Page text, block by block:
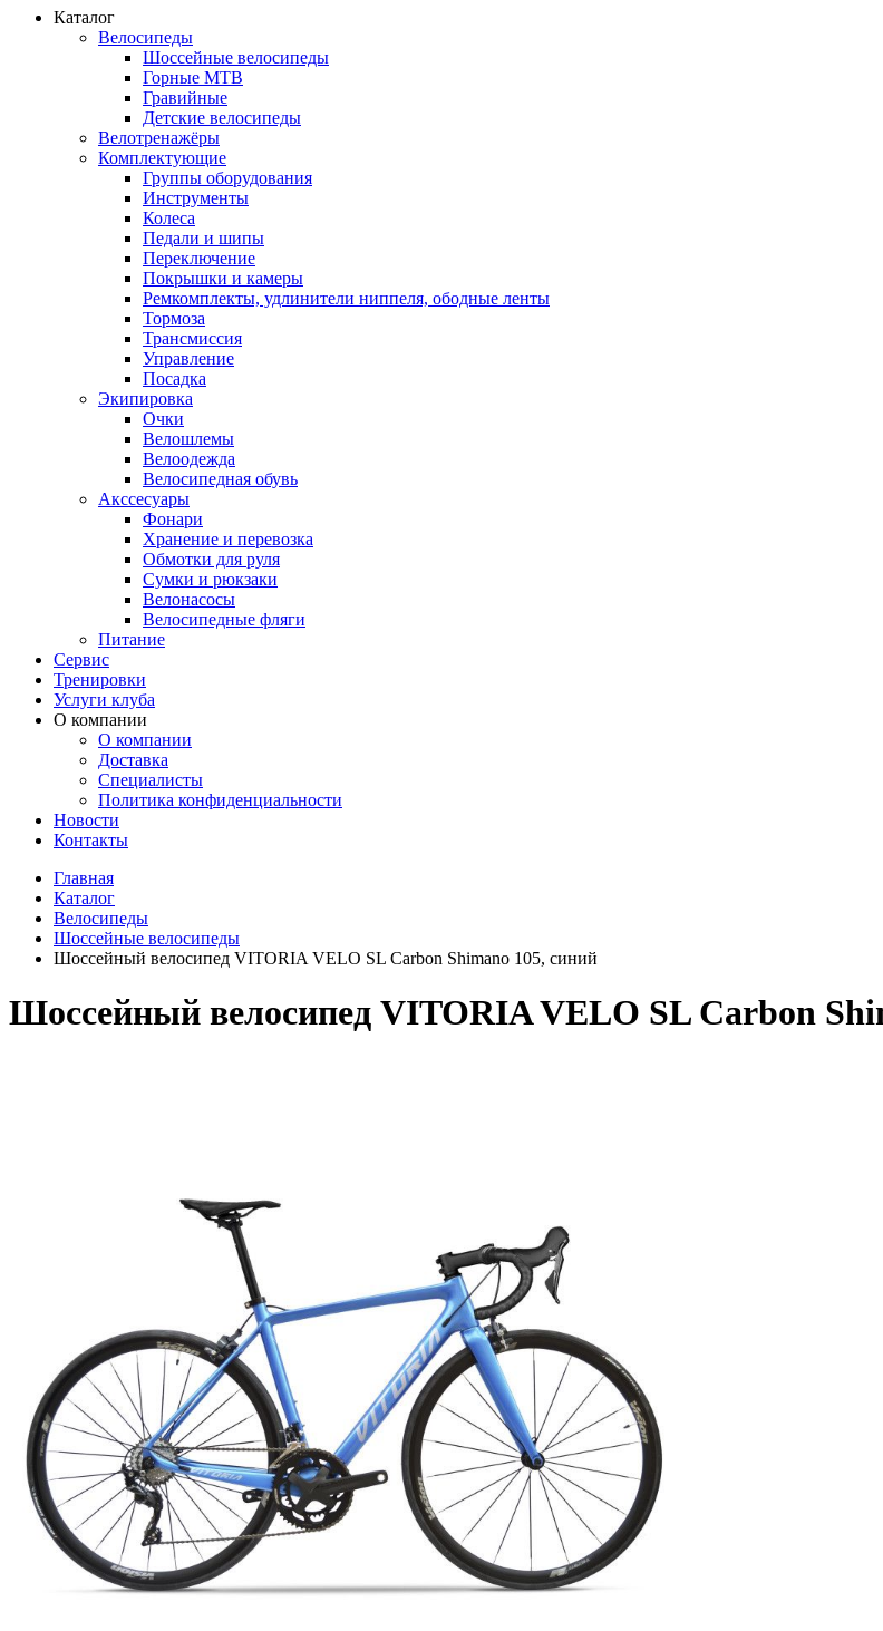
Каталог
Велосипеды
Шоссейные велосипеды
Горные МTB
Гравийные
Детские велосипеды
Велотренажёры
Комплектующие
Группы оборудования
Инструменты
Колеса
Педали и шипы
Переключение
Покрышки и камеры
Ремкомплекты, удлинители ниппеля, ободные ленты
Тормоза
Трансмиссия
Управление
Посадка
Экипировка
Очки
Велошлемы
Велоодежда
Велосипедная обувь
Акссесуары
Фонари
Хранение и перевозка
Обмотки для руля
Сумки и рюкзаки
Велонасосы
Велосипедные фляги
Питание
Сервис
Тренировки
Услуги клуба
О компании
О компании
Доставка
Специалисты
Политика конфиденциальности
Новости
Контакты
Главная
Каталог
Велосипеды
Шоссейные велосипеды
Шоссейный велосипед VITORIA VELO SL Carbon Shimano 105, синий
Шоссейный велосипед VITORIA VELO SL Carbon